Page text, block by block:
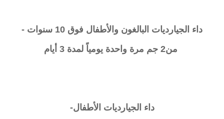
داء الجيارديات البالغون والأطفال فوق 10 سنوات -
من2 جم مرة واحدة يومياً لمدة 3 أيام
داء الجيارديات الأطفال-